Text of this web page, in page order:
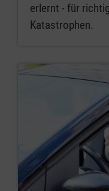
erlernt - für
Katastrophen.